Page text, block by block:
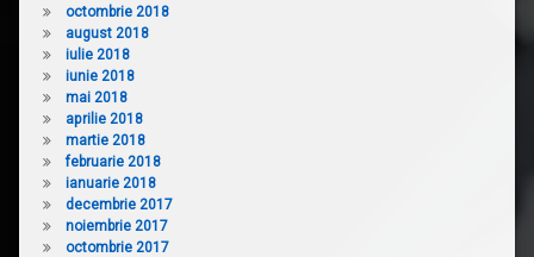
octombrie 2018
august 2018
iulie 2018
iunie 2018
mai 2018
aprilie 2018
martie 2018
februarie 2018
ianuarie 2018
decembrie 2017
noiembrie 2017
octombrie 2017